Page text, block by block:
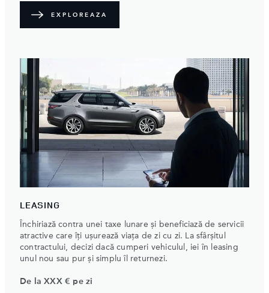
EXPLOREAZA
LEASING
Închiriază contra unei taxe lunare și beneficiază de servicii
atractive care îți ușurează viața de zi cu zi. La sfârșitul
contractului, decizi dacă cumperi vehiculul, iei în leasing
unul nou sau pur și simplu îl returnezi.
De la XXX € pe zi